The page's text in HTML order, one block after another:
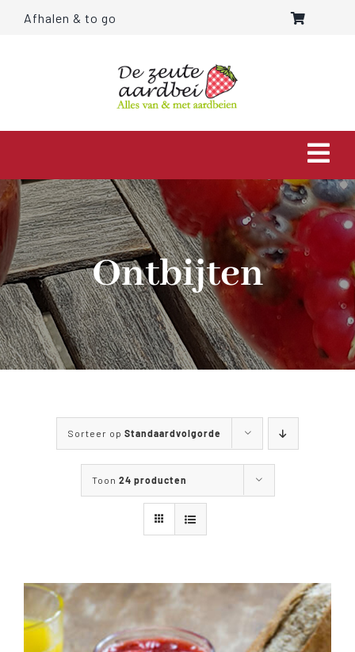
Afhalen & to go
HOME
OVER ONS
AARDBEIEN
WANDELEN & FIETSEN
CONTACT
Ontbijten
Sorteer op Standaardvolgorde
Toon 24 producten